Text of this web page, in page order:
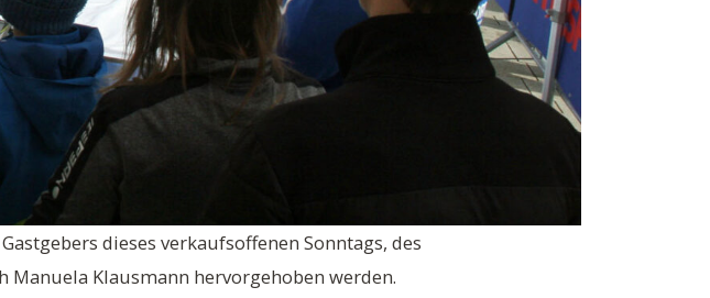
dieses verkaufsoffenen Sonntags, des
Klausmann hervorgehoben werden.